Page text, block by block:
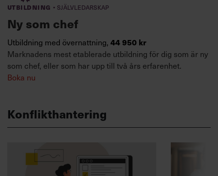
Utbildning · Självledarskap
Ny som chef
Utbildning med övernattning, 44 950 kr
Marknadens mest etablerade utbildning för dig som är ny
som chef, eller som har upp till två års erfarenhet.
Boka nu
Konflikthantering